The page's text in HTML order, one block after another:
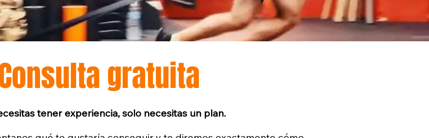
gratuita
tener experiencia, solo necesitas un plan.